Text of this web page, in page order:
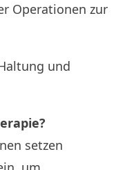
Operationen zur
und
setzen